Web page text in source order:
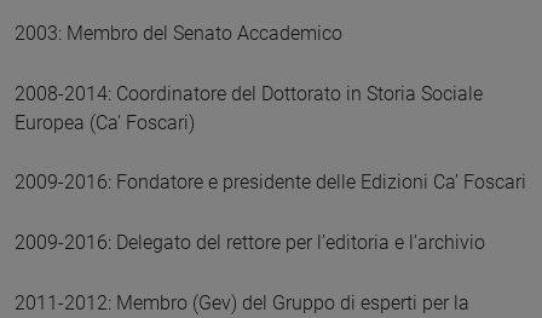
2003: Membro del Senato Accademico
2008-2014: Coordinatore del Dottorato in Storia Sociale
Europea (Ca’ Foscari)
2009-2016: Fondatore e presidente delle Edizioni Ca’ Foscari
2009-2016: Delegato del rettore per l’editoria e l’archivio
2011-2012: Membro (Gev) del Gruppo di esperti per la